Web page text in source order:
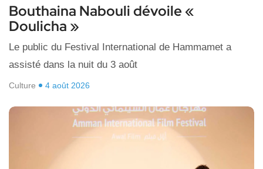
Bouthaina Nabouli dévoile «
Doulicha »
Le public du Festival International de Hammamet a
assisté dans la nuit du 3 août
Culture 4 août 2026